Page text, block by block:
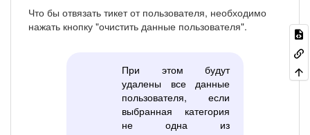
Что бы отвязать тикет от пользователя, необходимо
нажать кнопку "очистить данные пользователя".
При этом будут
удалены все данные
пользователя, если
выбранная категория
не одна из